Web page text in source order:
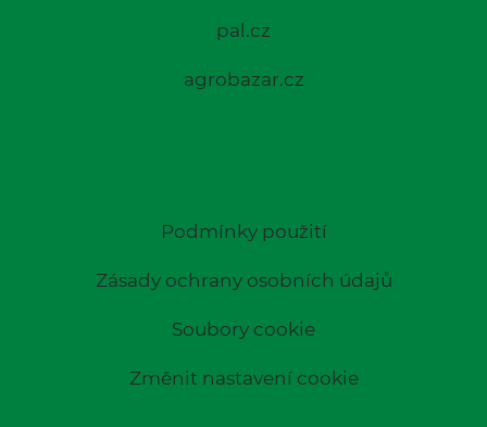
pal.cz
agrobazar.cz
Podmínky použití
Zásady ochrany osobních údajů
Soubory cookie
Změnit nastavení cookie